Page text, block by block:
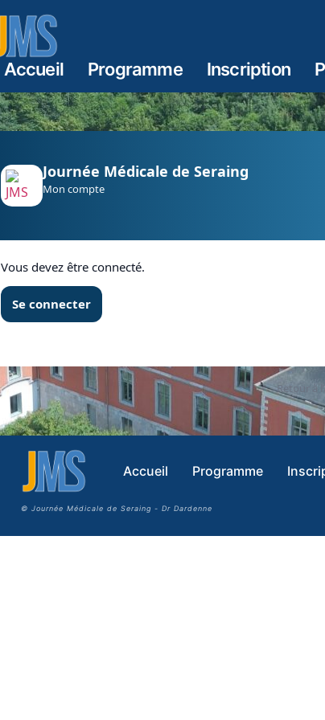
Accueil Programme Inscription
Journée Médicale de Seraing
Mon compte
Vous devez être connecté.
Se connecter
Retour à
Accueil Programme
© Journée Médicale de Seraing - Dr Dardenne